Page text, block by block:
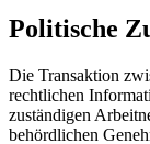
Politische
Die Transaktion
rechtlichen
zuständigen
behördlichen